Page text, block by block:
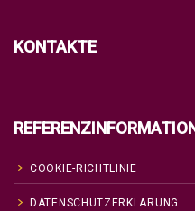
KONTAKTE
COOKIE-RICHTLINIE
DATENSCHUTZERKLÄRUNG